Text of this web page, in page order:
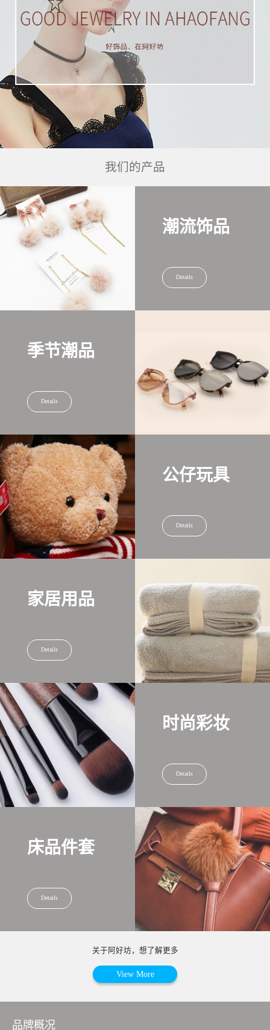
我们的产品
潮流饰品
Details
季节潮品
Details
公仔玩具
Details
家居用品
Details
时尚彩妆
Details
床品件套
Details
关于阿好坊，想了解更多
View More
品牌概况